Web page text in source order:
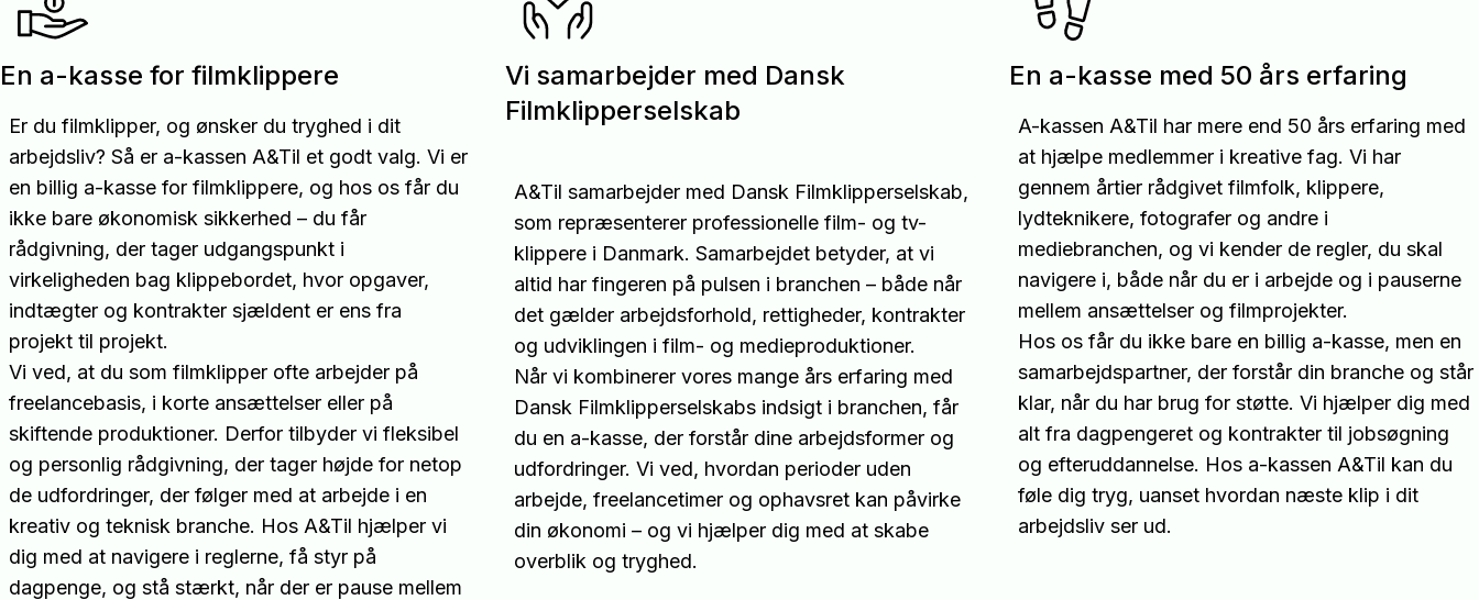
En a-kasse for filmklippere
Er du filmklipper, og ønsker du tryghed i dit
arbejdsliv? Så er a-kassen A&Til et godt valg. Vi er
en billig a-kasse for filmklippere, og hos os får du
ikke bare økonomisk sikkerhed – du får
rådgivning, der tager udgangspunkt i
virkeligheden bag klippebordet, hvor opgaver,
indtægter og kontrakter sjældent er ens fra
projekt til projekt.
Vi ved, at du som filmklipper ofte arbejder på
freelancebasis, i korte ansættelser eller på
skiftende produktioner. Derfor tilbyder vi fleksibel
og personlig rådgivning, der tager højde for netop
de udfordringer, der følger med at arbejde i en
kreativ og teknisk branche. Hos A&Til hjælper vi
dig med at navigere i reglerne, få styr på
dagpenge, og stå stærkt, når der er pause mellem
Vi samarbejder med Dansk
Filmklipperselskab
A&Til samarbejder med Dansk Filmklipperselskab,
som repræsenterer professionelle film- og tv-
klippere i Danmark. Samarbejdet betyder, at vi
altid har fingeren på pulsen i branchen – både når
det gælder arbejdsforhold, rettigheder, kontrakter
og udviklingen i film- og medieproduktioner.
Når vi kombinerer vores mange års erfaring med
Dansk Filmklipperselskabs indsigt i branchen, får
du en a-kasse, der forstår dine arbejdsformer og
udfordringer. Vi ved, hvordan perioder uden
arbejde, freelancetimer og ophavsret kan påvirke
din økonomi – og vi hjælper dig med at skabe
overblik og tryghed.
En a-kasse med 50 års erfaring
A-kassen A&Til har mere end 50 års erfaring med
at hjælpe medlemmer i kreative fag. Vi har
gennem årtier rådgivet filmfolk, klippere,
lydteknikere, fotografer og andre i
mediebranchen, og vi kender de regler, du skal
navigere i, både når du er i arbejde og i pauserne
mellem ansættelser og filmprojekter.
Hos os får du ikke bare en billig a-kasse, men en
samarbejdspartner, der forstår din branche og står
klar, når du har brug for støtte. Vi hjælper dig med
alt fra dagpengeret og kontrakter til jobsøgning
og efteruddannelse. Hos a-kassen A&Til kan du
føle dig tryg, uanset hvordan næste klip i dit
arbejdsliv ser ud.